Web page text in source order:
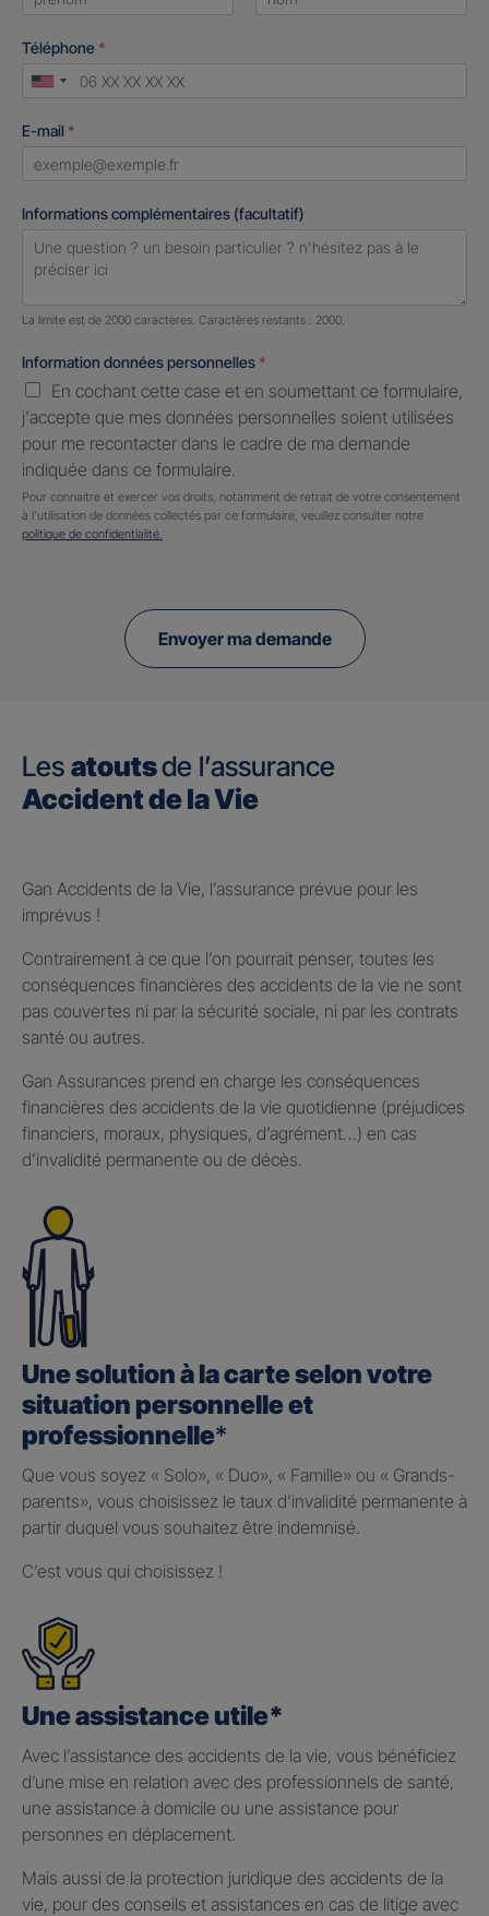
Téléphone *
United
+1
E-mail *
Informations complémentaires (facultatif)
Nombre de caractères restants :2000 caractères restants
La limite est de 2000 caractères. Caractères restants : 2000.
Information données personnelles *
En cochant cette case et en soumettant ce formulaire,
j'accepte que mes données personnelles soient utilisées
pour me recontacter dans le cadre de ma demande
indiquée dans ce formulaire.
Pour connaitre et exercer vos droits, notamment de retrait de votre consentement
à l'utilisation de données collectés par ce formulaire, veuillez consulter notre
politique de confidentialité.
Envoyer ma demande
Les atoutsde l’assurance
Accident de la Vie
Gan Accidents de la Vie, l’assurance prévue pour les
imprévus !
Contrairement à ce que l’on pourrait penser, toutes les
conséquences financières des accidents de la vie ne sont
pas couvertes ni par la sécurité sociale, ni par les contrats
santé ou autres.
Gan Assurances prend en charge les conséquences
financières des accidents de la vie quotidienne (préjudices
financiers, moraux, physiques, d’agrément…) en cas
d’invalidité permanente ou de décès.
Une solution à la carte selon votre
situation personnelle et
professionnelle*
Que vous soyez « Solo», « Duo», « Famille» ou « Grands-
parents», vous choisissez le taux d’invalidité permanente à
partir duquel vous souhaitez être indemnisé.
C’est vous qui choisissez !
Une assistance utile*
Avec l’assistance des accidents de la vie, vous bénéficiez
d’une mise en relation avec des professionnels de santé,
une assistance à domicile ou une assistance pour
personnes en déplacement.
Mais aussi de la protection juridique des accidents de la
vie, pour des conseils et assistances en cas de litige avec